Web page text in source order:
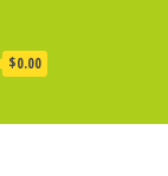
$0.00